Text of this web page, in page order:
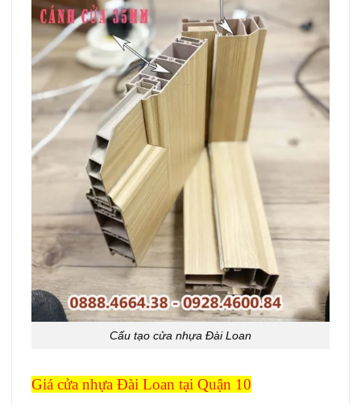
Cấu tạo cửa nhựa Đài Loan
Giá cửa nhựa Đài Loan tại Quận 10